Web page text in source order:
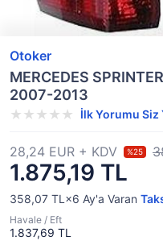
Otoker
MERCEDES
2007-2013
İlk Yorumu Siz
1.875,19 TL
28,24 EUR + KDV %25
358,07 TL×6 Ay'a Varan
Havale / Eft
1.837,69 TL